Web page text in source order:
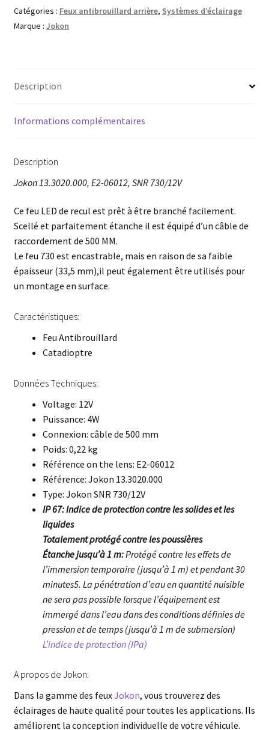
Catégories : Feux antibrouillard arrière, Systèmes d’éclairage
Marque : Jokon
Description
Informations complémentaires
Description
Jokon 13.3020.000, E2-06012, SNR 730/12V
Ce feu LED de recul est prêt à être branché facilement.
Scellé et parfaitement étanche il est équipé d’un câble de
raccordement de 500 MM.
Le feu 730 est encastrable, mais en raison de sa faible
épaisseur (33,5 mm),il peut également être utilisés pour
un montage en surface.
Caractéristiques:
Feu Antibrouillard
Catadioptre
Données Techniques:
Voltage: 12V
Puissance: 4W
Connexion: câble de 500 mm
Poids: 0,22 kg
Référence on the lens: E2-06012
Référence: Jokon 13.3020.000
Type: Jokon SNR 730/12V
IP 67: Indice de protection contre les solides et les
liquides
Totalement protégé contre les poussières
Étanche jusqu’à 1 m:Protégé contre les effets de
l’immersion temporaire (jusqu’à 1 m) et pendant 30
minutes5. La pénétration d’eau en quantité nuisible
ne sera pas possible lorsque l’équipement est
immergé dans l’eau dans des conditions définies de
pression et de temps (jusqu’à 1 m de submersion)
L’indice de protection (IPa)
A propos de Jokon:
Dans la gamme des feuxJokon, vous trouverez des
éclairages de haute qualité pour toutes les applications. Ils
améliorent la conception individuelle de votre véhicule.